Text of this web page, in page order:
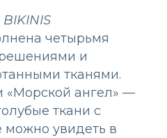
четырьмя
и
тканями.
«Морской ангел» —
ткани с
увидеть в